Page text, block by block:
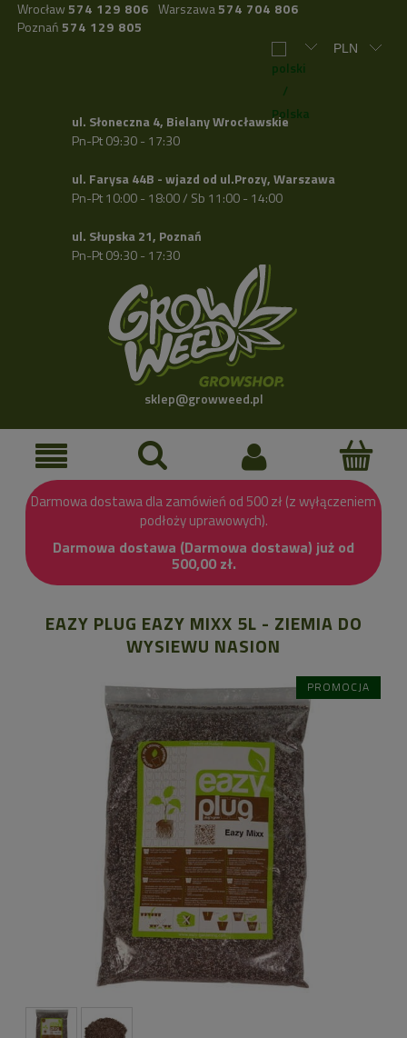
Wrocław 574 129 806 Warszawa574 704 806
Poznań 574 129 805
ul. Słoneczna 4, Bielany Wrocławskie
Pn-Pt 09:30 - 17:30
ul. Farysa 44B - wjazd od ul.Prozy, Warszawa
Pn-Pt 10:00 - 18:00 / Sb 11:00 - 14:00
ul. Słupska 21, Poznań
Pn-Pt 09:30 - 17:30
sklep@growweed.pl
Darmowa dostawa dla zamówień od 500 zł (z wyłączeniem
podłoży uprawowych).
Darmowa dostawa (Darmowa dostawa) już od
500,00 zł.
EAZY PLUG EAZY MIXX 5L - ZIEMIA DO
WYSIEWU NASION
PROMOCJA